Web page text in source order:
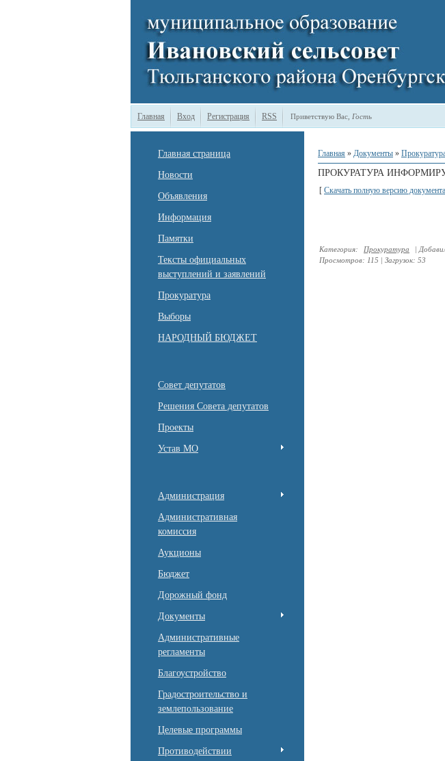
Главная Вход Регистрация RSS Приветствую Вас Гость
Главная страница
Новости
Объявления
Информация
Памятки
Тексты официальных
выступлений и заявлений
Прокуратура
Выборы
НАРОДНЫЙ БЮДЖЕТ
Совет депутатов
Решения Совета депутатов
Проекты
Устав МО
Администрация
Административная
комиссия
Аукционы
Бюджет
Дорожный фонд
Документы
Административные
регламенты
Благоустройство
Градостроительство и
землепользование
Целевые программы
Противодействии
Главная » Документы »
ПРОКУРАТУРА
[ Скачать полную версию документа
Категория: Прокуратура |
Просмотров: 115 | Загрузок: 53